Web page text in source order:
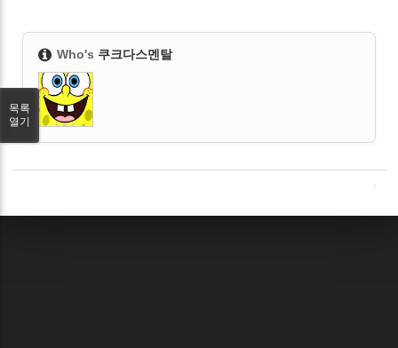
Who's 쿠크다스멘탈
목록
열기